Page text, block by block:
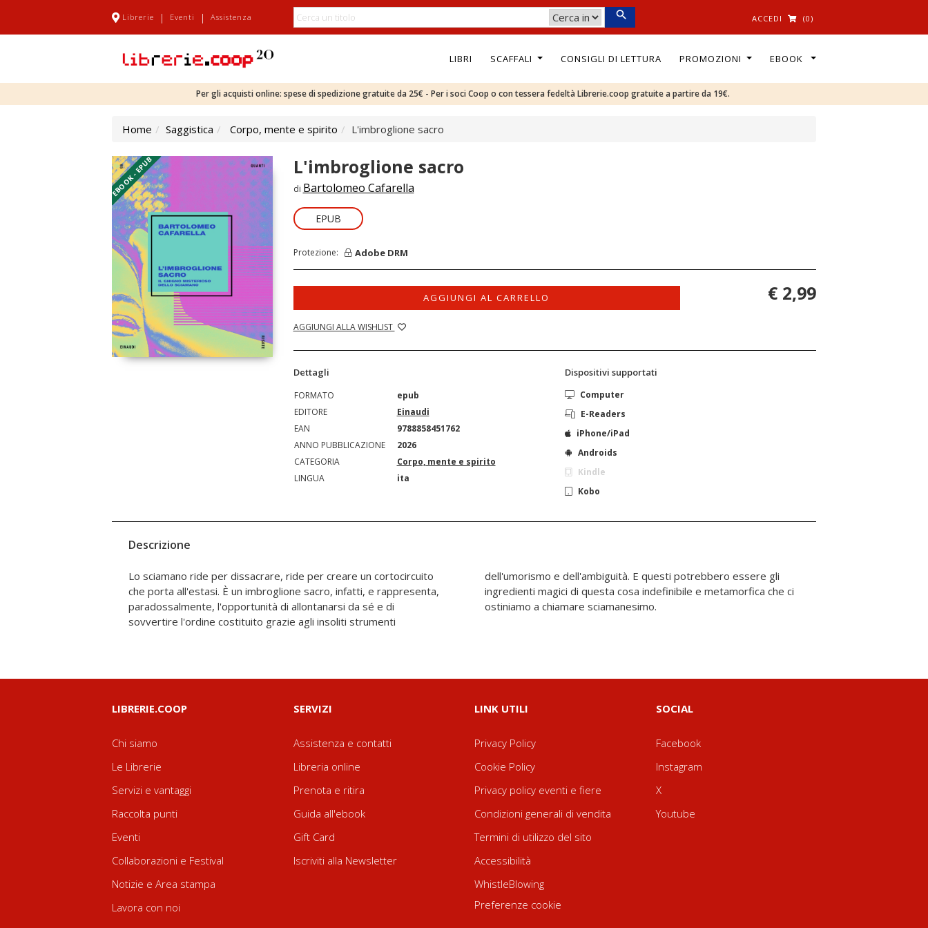
Librerie | Eventi | Assistenza ACCEDI (0)
LIBRI SCAFFALI CONSIGLI DI LETTURA PROMOZIONI EBOOK
Per gli acquisti online: spese di spedizione gratuite da 25€ - Per i soci Coop o con tessera fedeltà Librerie.coop gratuite a partire da 19€.
Home Saggistica Corpo, mente e spirito L'imbroglione sacro
EBOOK - EPUB L'imbroglione sacro
di Bartolomeo Cafarella
EPUB
Protezione: Adobe DRM
AGGIUNGI AL CARRELLO
AGGIUNGI ALLA WISHLIST
€ 2,99
Dettagli
FORMATO
epub
EDITORE
Einaudi
EAN
9788858451762
ANNO PUBBLICAZIONE
2026
CATEGORIA
Corpo, mente e spirito
LINGUA
ita
Dispositivi supportati
Computer
E-Readers
iPhone/iPad
Androids
Kindle
Kobo
Descrizione
Lo sciamano ride per dissacrare, ride per creare un cortocircuito
che porta all'estasi. È un imbroglione sacro, infatti, e rappresenta,
paradossalmente, l'opportunità di allontanarsi da sé e di
sovvertire l'ordine costituito grazie agli insoliti strumenti
dell'umorismo e dell'ambiguità. E questi potrebbero essere gli
ingredienti magici di questa cosa indefinibile e metamorfica che ci
ostiniamo a chiamare sciamanesimo.
LIBRERIE.COOP
Chi siamo
Le Librerie
Servizi e vantaggi
Raccolta punti
Eventi
Collaborazioni e Festival
Notizie e Area stampa
Lavora con noi
SERVIZI
Assistenza e contatti
Libreria online
Prenota e ritira
Guida all'ebook
Gift Card
Iscriviti alla Newsletter
LINK UTILI
Privacy Policy
Cookie Policy
Privacy policy eventi e fiere
Condizioni generali di vendita
Termini di utilizzo del sito
Accessibilità
WhistleBlowing
Preferenze cookie
SOCIAL
Facebook
Instagram
X
Youtube